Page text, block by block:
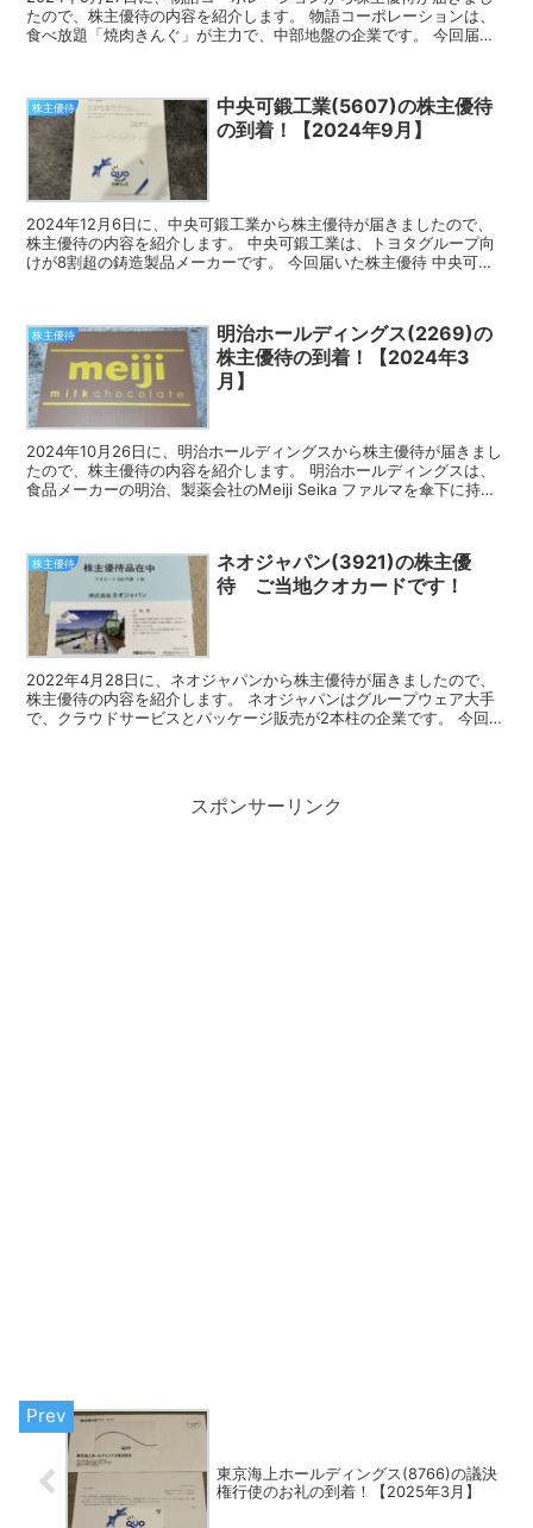
たので、株主優待の内容を紹介します。 物語コーポレーションは、
食べ放題「焼肉きんぐ」が主力で、中部地盤の企業です。 今回届い
株主優待
中央可鍛工業(5607)の株主優待
の到着！【2024年9月】
2024年12月6日に、中央可鍛工業から株主優待が届きましたので、
株主優待の内容を紹介します。 中央可鍛工業は、トヨタグループ向
けが8割超の鋳造製品メーカーです。 今回届いた株主優待 中央可鍛
株主優待
明治ホールディングス(2269)の
株主優待の到着！【2024年3
月】
2024年10月26日に、明治ホールディングスから株主優待が届きまし
たので、株主優待の内容を紹介します。 明治ホールディングスは、
食品メーカーの明治、製薬会社のMeiji Seika ファルマを傘下に持つ
株主優待
ネオジャパン(3921)の株主優
待 ご当地クオカードです！
2022年4月28日に、ネオジャパンから株主優待が届きましたので、
株主優待の内容を紹介します。 ネオジャパンはグループウェア大手
で、クラウドサービスとパッケージ販売が2本柱の企業です。 今回届
スポンサーリンク
東京海上ホールディングス(8766)の議決
権行使のお礼の到着！【2025年3月】